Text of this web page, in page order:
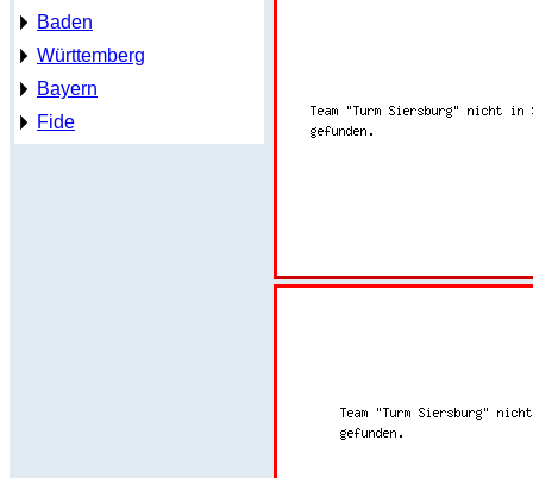
Baden
Württemberg
Bayern
Fide